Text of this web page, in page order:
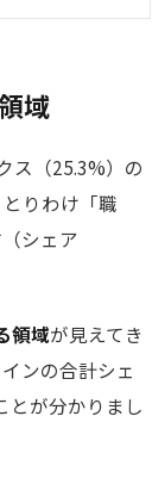
域
ス（25.3%）の
りわけ「職
シェア
領域が見えてき
ンの合計シェ
とが分かりまし